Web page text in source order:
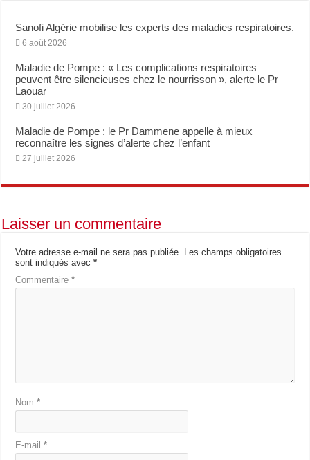
Sanofi Algérie mobilise les experts des maladies respiratoires.
6 août 2026
Maladie de Pompe : « Les complications respiratoires
peuvent être silencieuses chez le nourrisson », alerte le Pr
Laouar
30 juillet 2026
Maladie de Pompe : le Pr Dammene appelle à mieux
reconnaître les signes d’alerte chez l’enfant
27 juillet 2026
Laisser un commentaire
Votre adresse e-mail ne sera pas publiée. Les champs obligatoires
sont indiqués avec*
Commentaire*
Nom*
E-mail*